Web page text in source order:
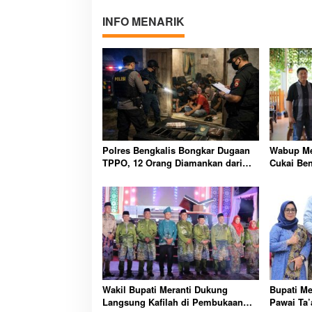
INFO MENARIK
Polres Bengkalis Bongkar Dugaan
TPPO, 12 Orang Diamankan dari
Wabup
Cukai
Wakil Bupati Meranti Dukung
Langsung Kafilah di Pembukaan
Bupati
Pawai